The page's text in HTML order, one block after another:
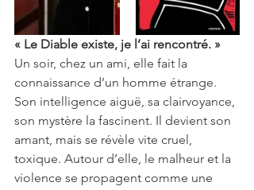
« Le Diable existe, je l’ai rencontré. »
Un soir, chez un ami, elle fait la
connaissance d’un homme étrange.
Son intelligence aiguë, sa clairvoyance,
son mystère la fascinent. Il devient son
amant, mais se révèle vite cruel,
toxique. Autour d’elle, le malheur et la
violence se propagent comme une